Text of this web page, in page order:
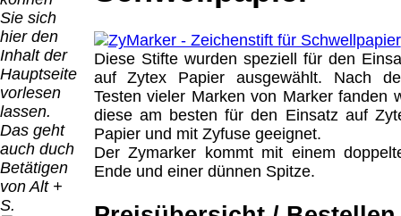
Sie sich
hier den
Inhalt der
Hauptseite
vorlesen
lassen.
Das geht
auch duch
Betätigen
von Alt +
S.
Diese Stifte wurden speziell für den
auf Zytex Papier ausgewählt. Nach
Testen vieler Marken von Marker fanden
diese am besten für den Einsatz auf
Papier und mit Zyfuse geeignet.
Der Zymarker kommt mit einem
Ende und einer dünnen Spitze.
QR
Code:
Schweiz)
Vorkasse:
20.00 €
EU (inkl.
Schweiz)
PayPal: 20.00
€
Der Versand erfolgt
als versichertes
Schweiz)
0.00 €
EU (inkl.
Schweiz)
PayPal:
0.00 €
Bei dieser
Versandart
Email z.B. einen